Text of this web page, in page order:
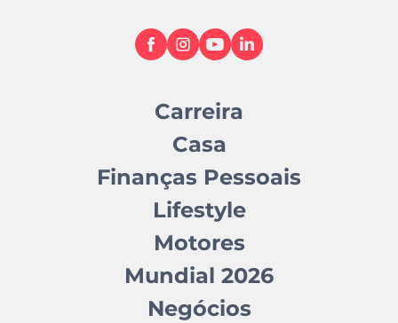
Carreira
Casa
Finanças Pessoais
Lifestyle
Motores
Mundial 2026
Negócios